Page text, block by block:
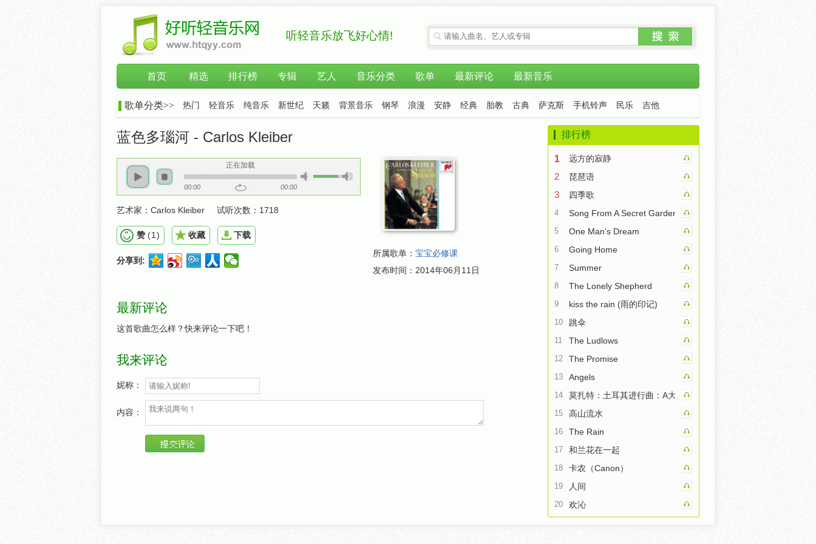
听轻音乐放飞好心情!
首页 精选 排行榜 专辑 艺人 音乐分类 歌单 最新评论 最新音乐
歌单分类>> 热门 轻音乐 纯音乐 新世纪 天籁 背景音乐 钢琴 浪漫 安静 经典 胎教 古典 萨克斯 手机铃声 民乐 吉他
蓝色多瑙河 - Carlos Kleiber
正在加载
00:00 00:00
艺术家： Carlos Kleiber 试听次数： 1718
赞 (1 ) 收藏 下载
分享到:
所属歌单： 宝宝必修课
发布时间： 2014年06月11日
最新评论
这首歌曲怎么样？快来评论一下吧！
我来评论
妮称：
内容：
排行榜
1 远方的寂静
2 琵琶语
3 四季歌
4 Song From A Secret Garden
5 One Man's Dream
6 Going Home
7 Summer
8 The Lonely Shepherd
9 kiss the rain (雨的印记)
10 跳伞
11 The Ludlows
12 The Promise
13 Angels
14 莫扎特：土耳其进行曲：A大调钢琴奏鸣曲第三乐章
15 高山流水
16 The Rain
17 和兰花在一起
18 卡农（Canon）
19 人间
20 欢沁